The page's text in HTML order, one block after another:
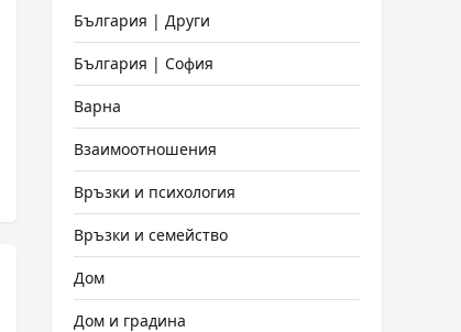
България | Други
България | София
Варна
Взаимоотношения
Връзки и психология
Връзки и семейство
Дом
Дом и градина